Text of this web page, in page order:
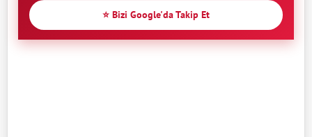
⭐ Bizi Google'da Takip Et